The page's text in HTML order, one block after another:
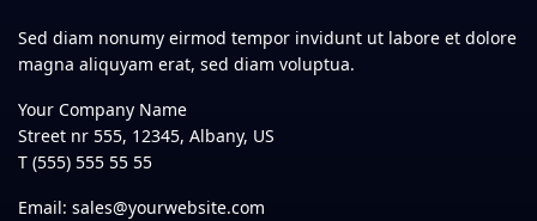
Sed diam nonumy eirmod tempor invidunt ut labore et dolore
magna aliquyam erat, sed diam voluptua.
Your Company Name
Street nr 555, 12345, Albany, US
T (555) 555 55 55
Email: sales@yourwebsite.com